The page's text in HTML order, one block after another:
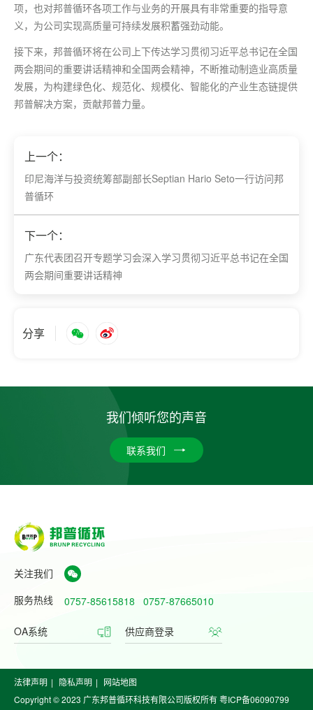
项，也对邦普循环各项工作与业务的开展具有非常重要的指导意
义，为公司实现高质量可持续发展积蓄强劲动能。
接下来，邦普循环将在公司上下传达学习贯彻习近平总书记在全国
两会期间的重要讲话精神和全国两会精神，不断推动制造业高质量
发展，为构建绿色化、规范化、规模化、智能化的产业生态链提供
邦普解决方案，贡献邦普力量。
上一个：
印尼海洋与投资统筹部副部长Septian Hario Seto一行访问邦
普循环
下一个：
广东代表团召开专题学习会深入学习贯彻习近平总书记在全国
两会期间重要讲话精神
分享
我们倾听您的声音
联系我们
关注我们
服务热线
0757-85615818 0757-87665010
OA系统 供应商登录
Copyright © 2023 广东邦普循环科技有限公司版权所有粤ICP备06090799
法律声明 | 隐私声明 | 网站地图